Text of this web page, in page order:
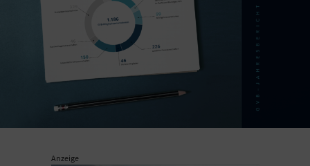
Anzeige